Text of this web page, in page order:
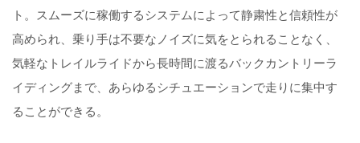
ト。スムーズに稼働するシステムによって静粛性と信頼性が
高められ、乗り手は不要なノイズに気をとられることなく、
気軽なトレイルライドから長時間に渡るバックカントリーラ
イディングまで、あらゆるシチュエーションで走りに集中す
ることができる。